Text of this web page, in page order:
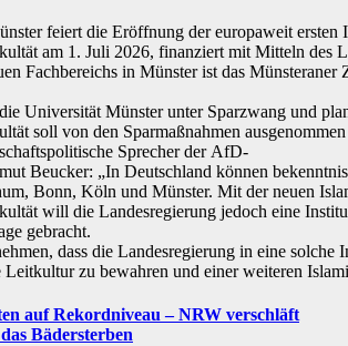
feiert die Eröffnung der europaweit ersten
am 1. Juli 2026, finanziert mit Mitteln des
Fachbereichs in Münster ist das
Universität Münster unter Sparzwang und
soll von den Sparmaßnahmen
Sprecher der AfD-
Beucker: „In Deutschland können
Bonn, Köln und Münster. Mit der neuen
will die Landesregierung jedoch eine
gebracht.
dass die Landesregierung in eine
zu bewahren und einer weiteren
auf Rekordniveau – NRW verschläft
Bädersterben